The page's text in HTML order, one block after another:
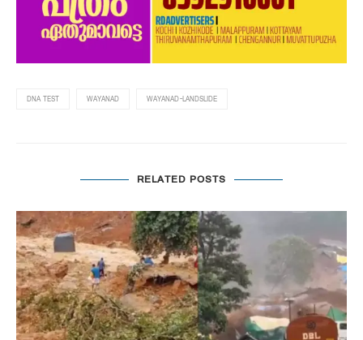
DNA TEST WAYANAD WAYANAD-LANDSLIDE
RELATED POSTS